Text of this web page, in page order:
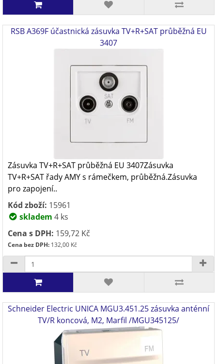
RSB A369F účastnická zásuvka TV+R+SAT průběžná EU
3407
Zásuvka TV+R+SAT průběžná EU 3407Zásuvka
TV+R+SAT řady AMY s rámečkem, průběžná.Zásuvka
pro zapojení..
Kód zboží: 15961
skladem 4 ks
Cena s DPH: 159,72 Kč
Cena bez DPH: 132,00 Kč
Schneider Electric UNICA MGU3.451.25 zásuvka anténní
TV/R koncová, M2, Marfil /MGU345125/